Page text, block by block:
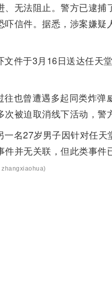
、无法阻止。警方已逮
吓信件。据悉，涉案嫌
文件于3月16日送达任天
往也曾遭遇多起同类炸
次被迫取消线下活动，警
一名27岁男子因针对任天
件并无关联，但此类事
zhangxiaohua)